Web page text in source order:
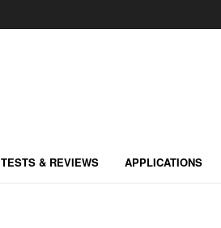
TESTS & REVIEWS APPLICATIONS